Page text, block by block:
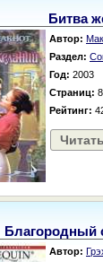
Битва
Автор:
Раздел:
Год: 2003
Страниц:
Рейтинг:
Читать
Благородный
Автор: